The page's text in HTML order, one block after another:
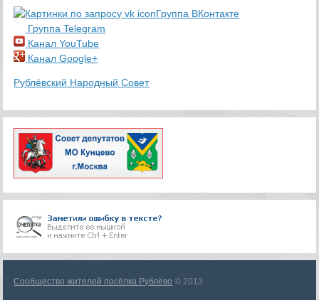
Группа ВКонтакте
Группа Telegram
Канал YouTube
Канал Google+
Рублёвский Народный Совет
Сообщество жителей посёлка Рублёво © 2013